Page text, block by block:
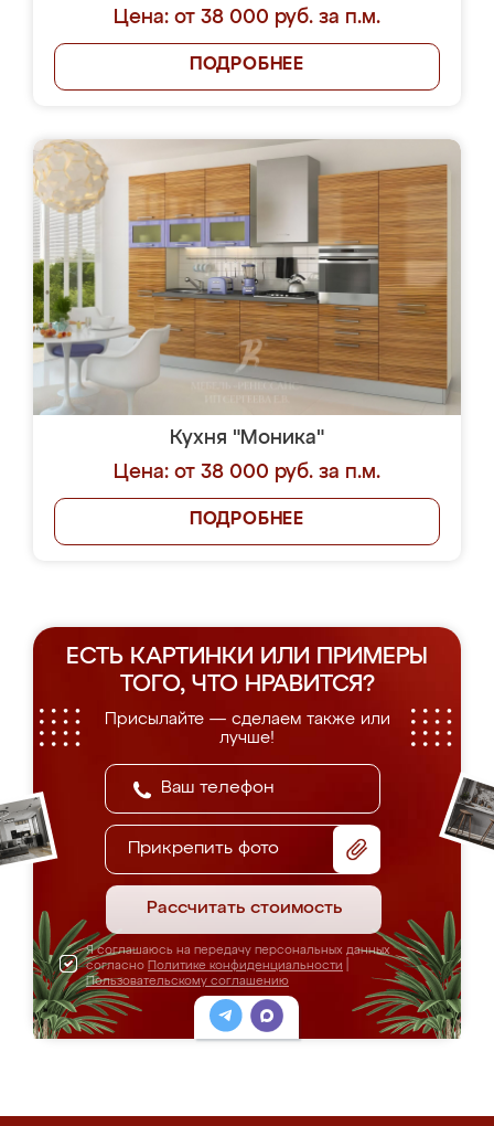
Цена: от 38 000 руб. за п.м.
ПОДРОБНЕЕ
Кухня "Моника"
Цена: от 38 000 руб. за п.м.
ПОДРОБНЕЕ
ЕСТЬ КАРТИНКИ ИЛИ ПРИМЕРЫ
ТОГО, ЧТО НРАВИТСЯ?
Присылайте — сделаем также или
лучше!
Прикрепить фото
Рассчитать стоимость
Я соглашаюсь на передачу персональных данных
согласно Политике конфиденциальности
Пользовательскому соглашению